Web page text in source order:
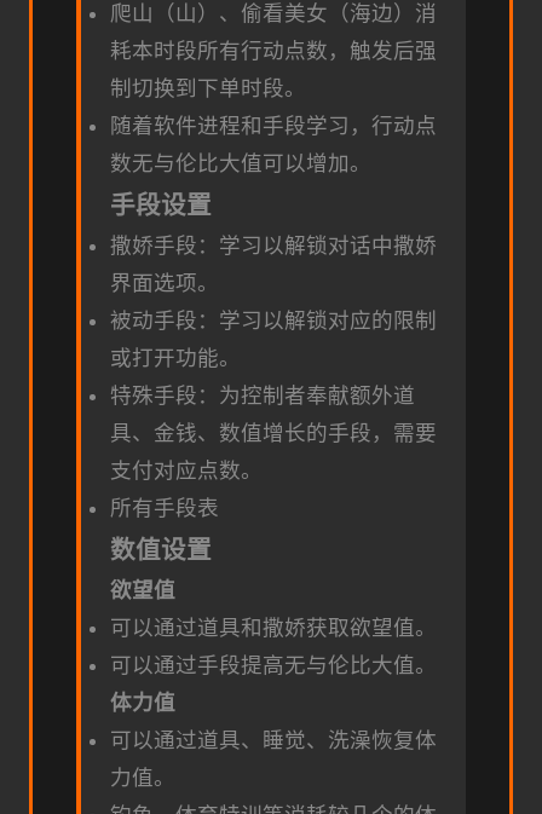
爬山（山）、偷看美女（海边）消
耗本时段所有行动点数，触发后强
制切换到下单时段。
随着软件进程和手段学习，行动点
数无与伦比大值可以增加。
手段设置
撒娇手段：学习以解锁对话中撒娇
界面选项。
被动手段：学习以解锁对应的限制
或打开功能。
特殊手段：为控制者奉献额外道
具、金钱、数值增长的手段，需要
支付对应点数。
所有手段表
数值设置
欲望值
可以通过道具和撒娇获取欲望值。
可以通过手段提高无与伦比大值。
体力值
可以通过道具、睡觉、洗澡恢复体
力值。